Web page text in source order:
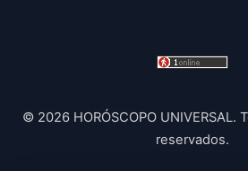
© 2026 HORÓSCOPO UNIVERSAL.
reservados.